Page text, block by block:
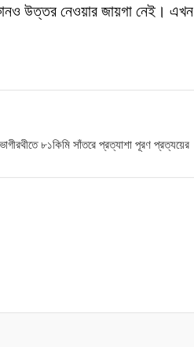
উত্তর নেওয়ার জায়গা নেই। এখন
ভাগীরথীতে ৮১কিমি সাঁতরে প্রত্যাশা পূরণ প্রত্যয়ের